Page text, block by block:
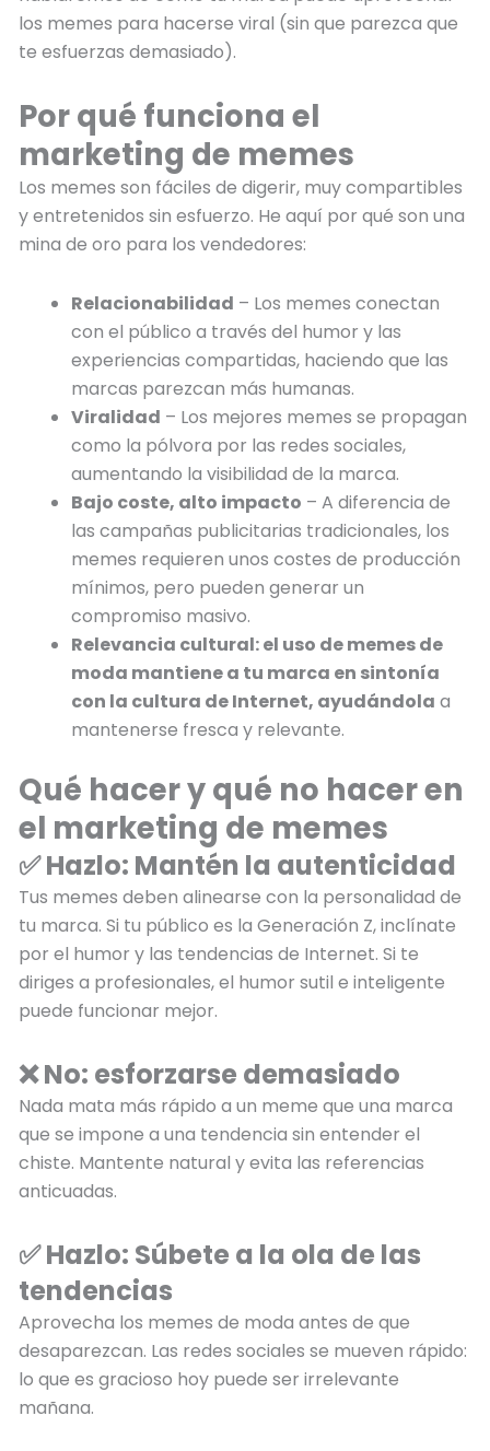
los memes para hacerse viral (sin que parezca que
te esfuerzas demasiado).
Por qué funciona el
marketing de memes
Los memes son fáciles de digerir, muy compartibles
y entretenidos sin esfuerzo. He aquí por qué son una
mina de oro para los vendedores:
Relacionabilidad – Los memes conectan
con el público a través del humor y las
experiencias compartidas, haciendo que las
marcas parezcan más humanas.
Viralidad – Los mejores memes se propagan
como la pólvora por las redes sociales,
aumentando la visibilidad de la marca.
Bajo coste, alto impacto – A diferencia de
las campañas publicitarias tradicionales, los
memes requieren unos costes de producción
mínimos, pero pueden generar un
compromiso masivo.
Relevancia cultural: el uso de memes de
moda mantiene a tu marca en sintonía
con la cultura de Internet, ayudándola a
mantenerse fresca y relevante.
Qué hacer y qué no hacer en
el marketing de memes
✅ Hazlo: Mantén la autenticidad
Tus memes deben alinearse con la personalidad de
tu marca. Si tu público es la Generación Z, inclínate
por el humor y las tendencias de Internet. Si te
diriges a profesionales, el humor sutil e inteligente
puede funcionar mejor.
❌ No: esforzarse demasiado
Nada mata más rápido a un meme que una marca
que se impone a una tendencia sin entender el
chiste. Mantente natural y evita las referencias
anticuadas.
✅ Hazlo: Súbete a la ola de las
tendencias
Aprovecha los memes de moda antes de que
desaparezcan. Las redes sociales se mueven rápido:
lo que es gracioso hoy puede ser irrelevante
mañana.